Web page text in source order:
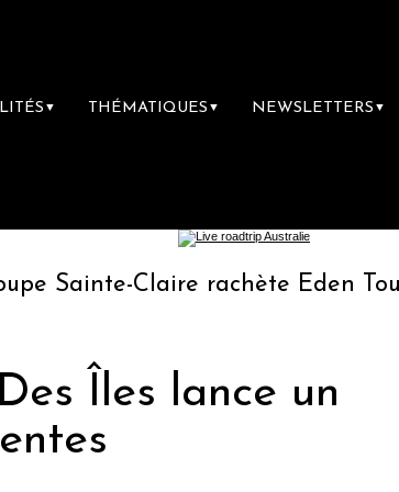
▼ THÉMATIQUES ▼ NEWSLETTERS ▼
Claire rachète Eden Tour
Îles lance un